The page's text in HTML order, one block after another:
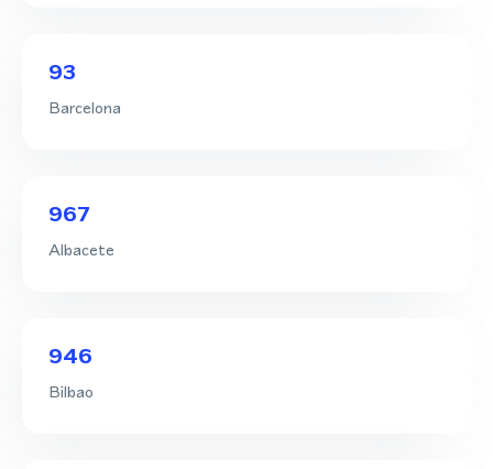
93
Barcelona
967
Albacete
946
Bilbao